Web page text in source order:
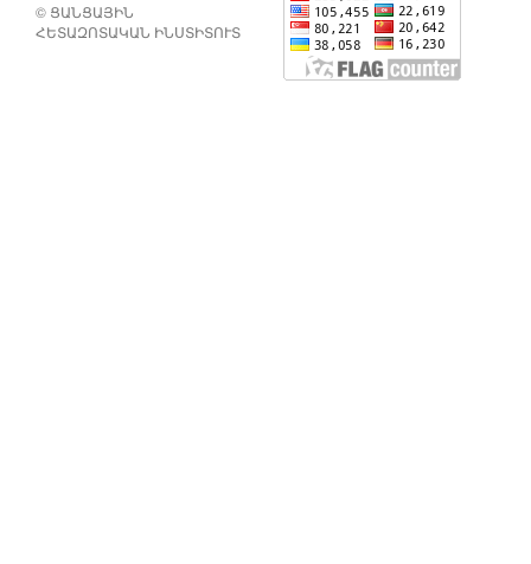
© ՑԱՆՑԱՅԻՆ
ՀԵՏԱԶՈՏԱԿԱՆ ԻՆՍՏԻՏՈՒՏ